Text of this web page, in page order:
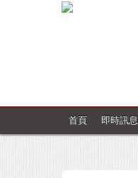
首頁 即時訊息